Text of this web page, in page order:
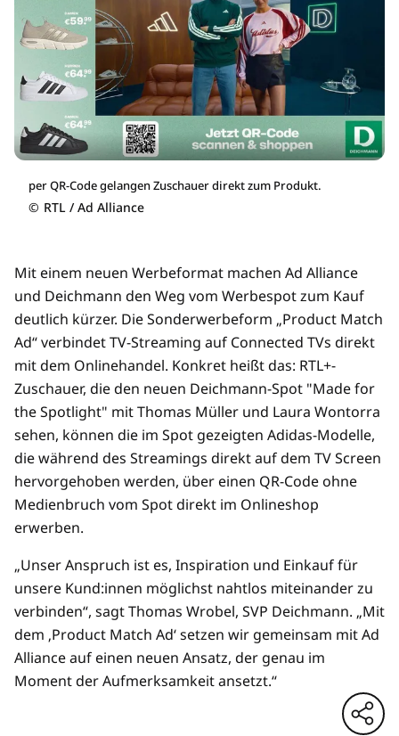
per QR-Code gelangen Zuschauer direkt zum Produkt.
© RTL / Ad Alliance
Mit einem neuen Werbeformat machen Ad Alliance
und Deichmann den Weg vom Werbespot zum Kauf
deutlich kürzer. Die Sonderwerbeform „Product Match
Ad“ verbindet TV-Streaming auf Connected TVs direkt
mit dem Onlinehandel. Konkret heißt das: RTL+-
Zuschauer, die den neuen Deichmann-Spot "Made for
the Spotlight" mit Thomas Müller und Laura Wontorra
sehen, können die im Spot gezeigten Adidas-Modelle,
die während des Streamings direkt auf dem TV Screen
hervorgehoben werden, über einen QR-Code ohne
Medienbruch vom Spot direkt im Onlineshop
erwerben.
„Unser Anspruch ist es, Inspiration und Einkauf für
unsere Kund:innen möglichst nahtlos miteinander zu
verbinden“, sagt Thomas Wrobel, SVP Deichmann. „Mit
dem ‚Product Match Ad‘ setzen wir gemeinsam mit Ad
Alliance auf einen neuen Ansatz, der genau im
Moment der Aufmerksamkeit ansetzt.“